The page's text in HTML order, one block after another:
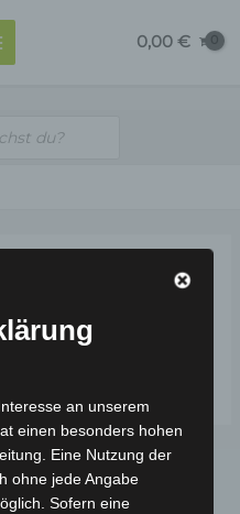
0,00€
um diese Aktion
an unserem
einen besonders hohen
Eine Nutzung der
ohne jede Angabe
Sofern eine